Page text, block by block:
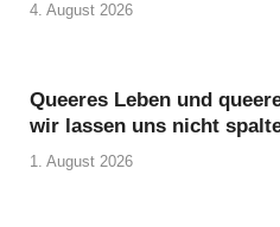
4. August 2026
Queeres Leben und
wir lassen uns nicht
1. August 2026